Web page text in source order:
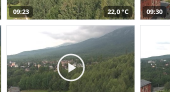
09:23 22,0 °C 09:30